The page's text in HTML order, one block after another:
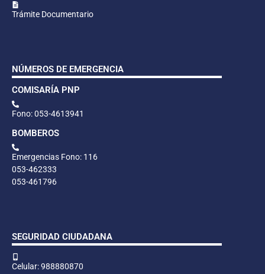
Trámite Documentario
NÚMEROS DE EMERGENCIA
COMISARÍA PNP
Fono: 053-4613941
BOMBEROS
Emergencias Fono: 116
053-462333
053-461796
SEGURIDAD CIUDADANA
Celular: 988880870